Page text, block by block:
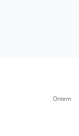
Ontem